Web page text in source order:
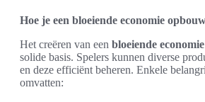
Hoe je een bloeiende economie
Het creëren van een bloeiende economie
solide basis. Spelers kunnen diverse
en deze efficiënt beheren. Enkele
omvatten: